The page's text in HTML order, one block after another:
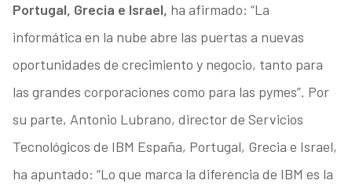
Portugal, Grecia e Israel, ha afirmado: “La
informática en la nube abre las puertas a nuevas
oportunidades de crecimiento y negocio, tanto para
las grandes corporaciones como para las pymes”. Por
su parte, Antonio Lubrano, director de Servicios
Tecnológicos de IBM España, Portugal, Grecia e Israel,
ha apuntado: “Lo que marca la diferencia de IBM es la